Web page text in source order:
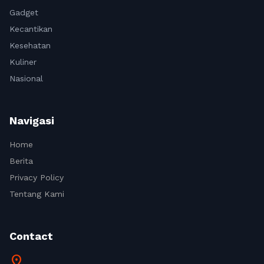
Gadget
Kecantikan
Kesehatan
Kuliner
Nasional
Navigasi
Home
Berita
Privacy Policy
Tentang Kami
Contact